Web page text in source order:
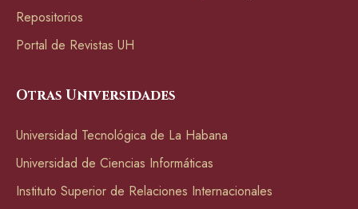
Repositorios
Portal de Revistas UH
Otras Universidades
Universidad Tecnológica de La Habana
Universidad de Ciencias Informáticas
Instituto Superior de Relaciones Internacionales